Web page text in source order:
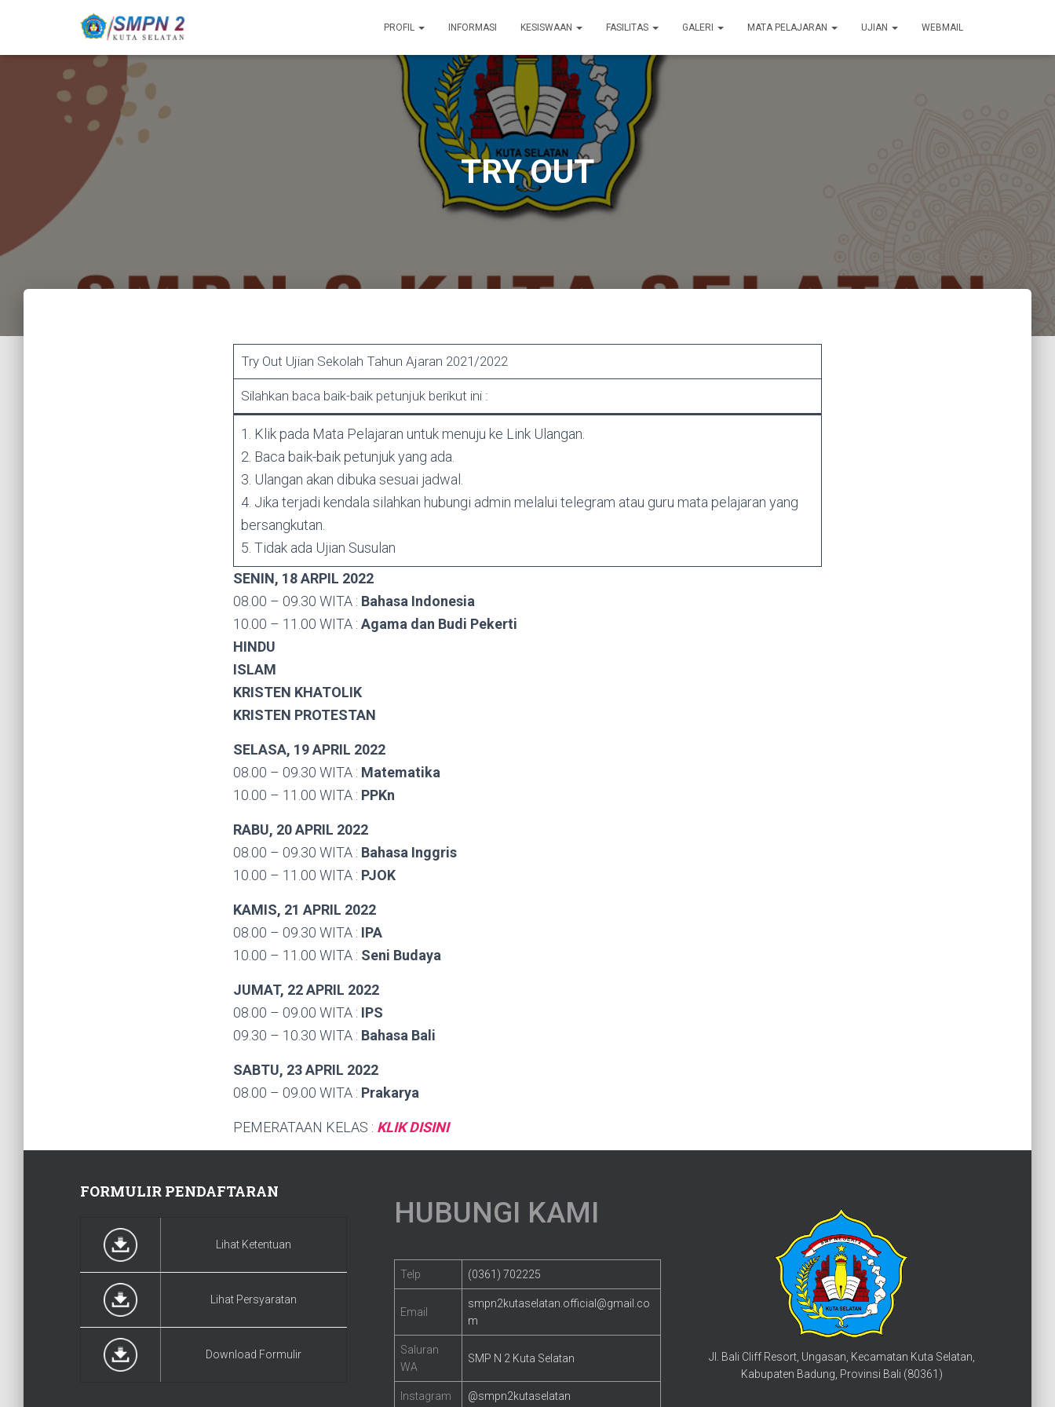
PROFIL INFORMASI KESISWAAN FASILITAS GALERI MATA PELAJARAN UJIAN WEBMAIL
TRY OUT
Try Out Ujian Sekolah Tahun Ajaran 2021/2022
Silahkan baca baik-baik petunjuk berikut ini :
1. Klik pada Mata Pelajaran untuk menuju ke Link Ulangan.
2. Baca baik-baik petunjuk yang ada.
3. Ulangan akan dibuka sesuai jadwal.
4. Jika terjadi kendala silahkan hubungi admin melalui telegram atau guru mata pelajaran yang
bersangkutan.
5. Tidak ada Ujian Susulan
SENIN, 18 ARPIL 2022
08.00 – 09.30 WITA : Bahasa Indonesia
10.00 – 11.00 WITA : Agama dan Budi Pekerti
HINDU
ISLAM
KRISTEN KHATOLIK
KRISTEN PROTESTAN
SELASA, 19 APRIL 2022
08.00 – 09.30 WITA : Matematika
10.00 – 11.00 WITA : PPKn
RABU, 20 APRIL 2022
08.00 – 09.30 WITA : Bahasa Inggris
10.00 – 11.00 WITA : PJOK
KAMIS, 21 APRIL 2022
08.00 – 09.30 WITA : IPA
10.00 – 11.00 WITA : Seni Budaya
JUMAT, 22 APRIL 2022
08.00 – 09.00 WITA : IPS
09.30 – 10.30 WITA : Bahasa Bali
SABTU, 23 APRIL 2022
08.00 – 09.00 WITA : Prakarya
PEMERATAAN KELAS : KLIK DISINI
FORMULIR PENDAFTARAN
Lihat Ketentuan
Lihat Persyaratan
Download Formulir
HUBUNGI KAMI
Telp (0361) 702225
Email
smpn2kutaselatan.official@gmail.co
m
Saluran
WA
SMP N 2 Kuta Selatan
Instagram @smpn2kutaselatan
Jl. Bali Cliff Resort, Ungasan, Kecamatan Kuta Selatan,
Kabupaten Badung, Provinsi Bali (80361)